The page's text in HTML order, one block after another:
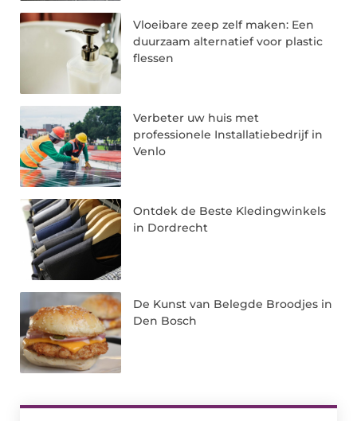
Vloeibare zeep zelf maken: Een
duurzaam alternatief voor plastic
flessen
Verbeter uw huis met
professionele Installatiebedrijf in
Venlo
Ontdek de Beste Kledingwinkels
in Dordrecht
De Kunst van Belegde Broodjes in
Den Bosch